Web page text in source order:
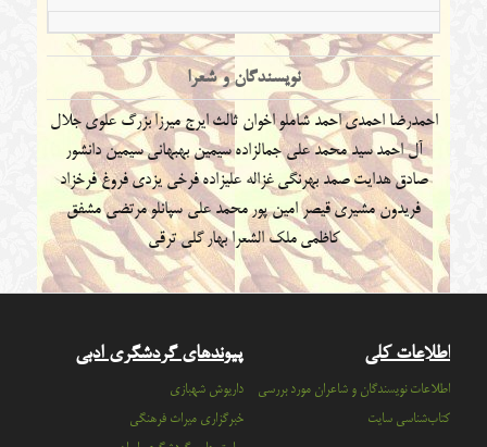
نویسندگان و شعرا
احمدرضا احمدیاحمد شاملو اخوان ثالث ایرج میرزابزرگ علوی جلال
آل احمدسید محمد علی جمالزادهسیمین بهبهانیسیمین دانشور
صادق هدایتصمد بهرنگی غزاله علیزادهفرخی یزدی فروغ فرخزاد
فریدون مشیری قیصر امین پور محمد علی سپانلومرتضی مشفق
کاظمی ملک الشعرا بهار گلی ترقی
اطلاعات کلی
اطلاعات نویسندگان و شاعران مورد بررسی
کتاب‌شناسی سایت
پیوندهای گردشگری ادبی
داریوش شهبازی
خبرگزاری میراث فرهنگی